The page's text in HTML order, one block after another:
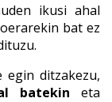
ikusi ahal
bat ez
egin ditzakezu,
batekin eta